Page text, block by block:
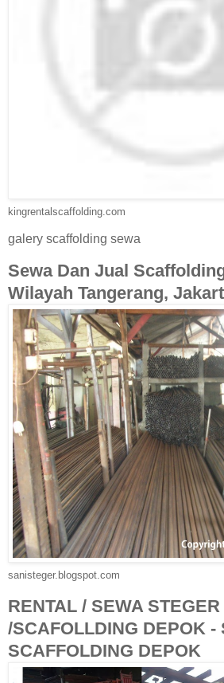
kingrentalscaffolding.com
galery scaffolding sewa
Sewa Dan Jual
Wilayah Tangerang,
sanisteger.blogspot.com
RENTAL / SEWA STEGER
/SCAFOLLDING DEPOK -
SCAFFOLDING DEPOK